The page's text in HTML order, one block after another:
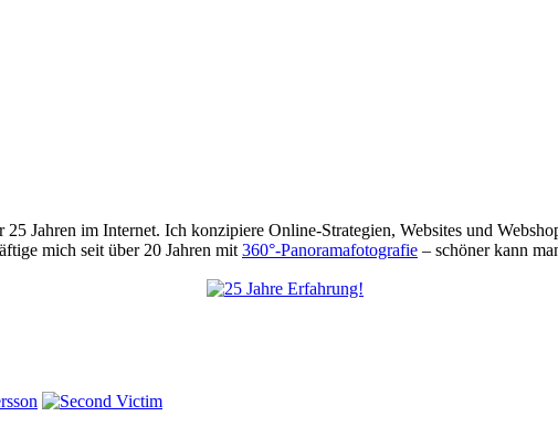
Jahren im Internet. Ich konzipiere Online-Strategien, Websites und
mich seit über 20 Jahren mit 360°-Panoramafotografie – schöner kann